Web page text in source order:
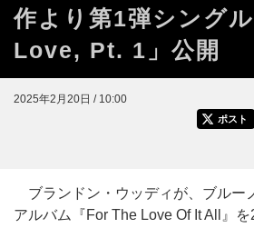
作より第1弾シング
Love, Pt. 1」公開
2025年2月20日 / 10:00
ポスト
ブランドン・ウッディが、ブルー
アルバム『For The Love Of It All』